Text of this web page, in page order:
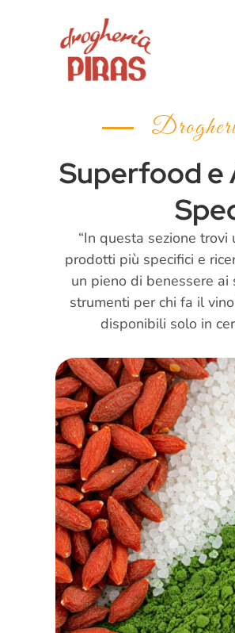
Superfood
“In questa sezione
prodotti più specifici e
un pieno di benessere ai
strumenti per chi fa il
disponibili solo in